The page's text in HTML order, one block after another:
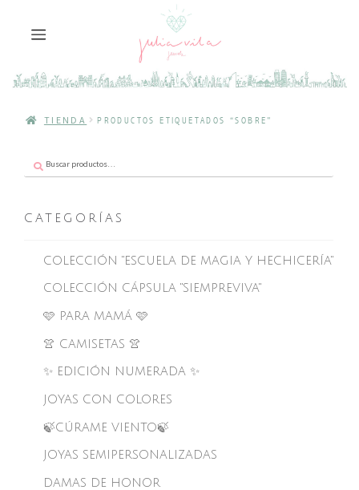
TIENDA PRODUCTOS ETIQUETADOS “SOBRE”
por:
CATEGORÍAS
COLECCIÓN "ESCUELA DE MAGIA Y HECHICERÍA"
COLECCIÓN CÁPSULA "SIEMPREVIVA"
🩷 PARA MAMÁ 🩷
👚 CAMISETAS 👚
✨ EDICIÓN NUMERADA ✨
JOYAS CON COLORES
🍃CÚRAME VIENTO🍃
JOYAS SEMIPERSONALIZADAS
DAMAS DE HONOR